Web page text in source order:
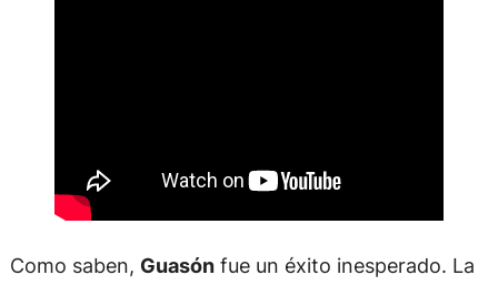
Como saben, Guasónfue un éxito inesperado. La